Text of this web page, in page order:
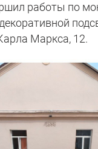
работы по
Маркса, 12.